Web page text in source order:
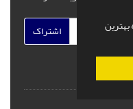
بهترین
اشتراک